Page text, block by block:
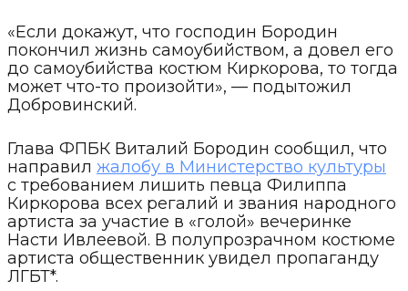
«Если докажут, что господин Бородин
покончил жизнь самоубийством, а довел его
до самоубийства костюм Киркорова, то тогда
может что-то произойти», — подытожил
Добровинский.
Глава ФПБК Виталий Бородин сообщил, что
направил жалобу в Министерство культуры
с требованием лишить певца Филиппа
Киркорова всех регалий и звания народного
артиста за участие в «голой» вечеринке
Насти Ивлеевой. В полупрозрачном костюме
артиста общественник увидел пропаганду
ЛГБТ*.